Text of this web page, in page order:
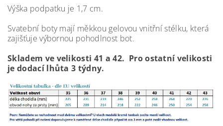
Výška podpatku je 1,7 cm.
Svatební boty mají měkkou gelovou vnitřní stélku, která
zajišťuje výbornou pohodlnost bot.
Skladem ve velikosti 41 a 42. Pro ostatní velikosti
je dodací lhůta 3 týdny.